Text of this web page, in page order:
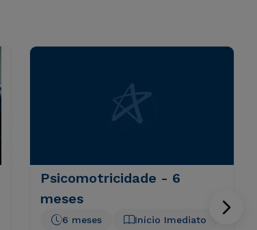
Psicomotricidade - 6
meses
Início Imediato
6 meses